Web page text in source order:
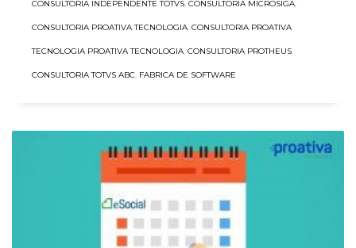
CONSULTORIA INDEPENDENTE TOTVS, CONSULTORIA MICROSIGA,
CONSULTORIA PROATIVA TECNOLOGIA, CONSULTORIA PROATIVA
TECNOLOGIA PROATIVA TECNOLOGIA, CONSULTORIA PROTHEUS,
CONSULTORIA TOTVS ABC, FABRICA DE SOFTWARE